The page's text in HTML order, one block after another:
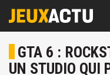
GTA 6 :
UN STUDIO QUI